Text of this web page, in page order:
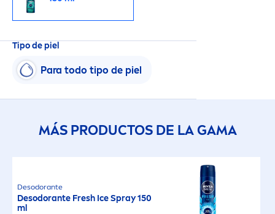
Tipo de piel
Para todo tipo de piel
MÁS PRODUCTOS DE LA GAMA
Desodorante
Desodorante Fresh Ice Spray 150
ml